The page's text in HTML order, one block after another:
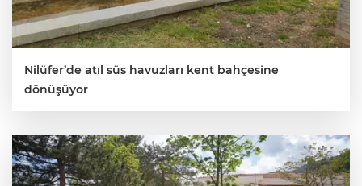
Nilüfer’de atıl süs havuzları kent bahçesine
dönüşüyor